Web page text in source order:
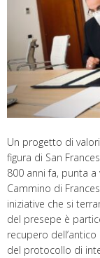
Un progetto di
figura di San
800 anni fa, punta
Cammino di
iniziative che si
del presepe è
recupero
del protocollo di